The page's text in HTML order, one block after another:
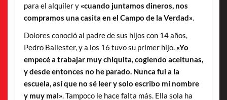
para el alquiler y «cuando juntamos dineros, nos
compramos una casita en el Campo de la Verdad».
Dolores conoció al padre de sus hijos con 14 años,
Pedro Ballester, y a los 16 tuvo su primer hijo. «Yo
empecé a trabajar muy chiquita, cogiendo aceitunas,
y desde entonces no he parado. Nunca fui a la
escuela, así que no sé leer y solo escribo mi nombre
y muy mal». Tampoco le hace falta más. Ella sola ha